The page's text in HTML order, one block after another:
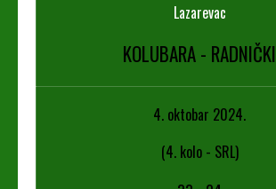
Lazarevac
KOLUBARA - RADNIČKI
4. oktobar 2024.
(4. kolo - SRL)